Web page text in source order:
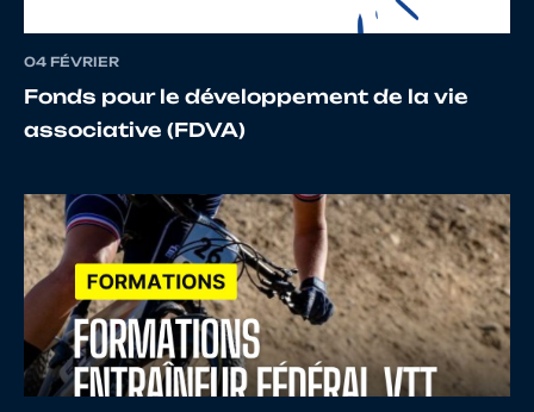
10 10146592848
11 10146960842 TRECAN Maneck
04 FÉVRIER
Fonds pour le développement de la vie
associative (FDVA)